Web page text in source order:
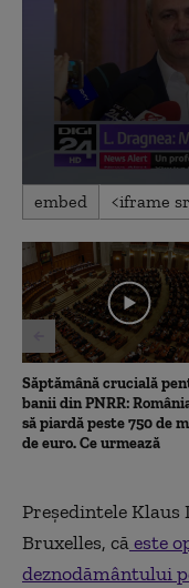
0
seconds
3
minutes,
14
seconds
embed
Săptămână crucială
banii din PNRR:
să piardă peste 750 de
de euro. Ce urmează
Președintele Klaus
Bruxelles, căeste
deznodământului